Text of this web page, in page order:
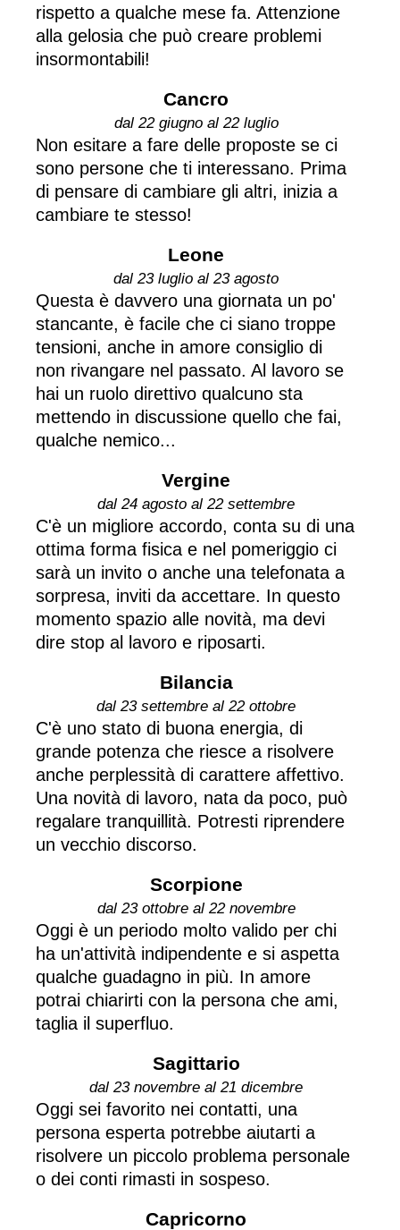
rispetto a qualche mese fa. Attenzione
alla gelosia che può creare problemi
insormontabili!
Cancro
dal 22 giugno al 22 luglio
Non esitare a fare delle proposte se ci
sono persone che ti interessano. Prima
di pensare di cambiare gli altri, inizia a
cambiare te stesso!
Leone
dal 23 luglio al 23 agosto
Questa è davvero una giornata un po'
stancante, è facile che ci siano troppe
tensioni, anche in amore consiglio di
non rivangare nel passato. Al lavoro se
hai un ruolo direttivo qualcuno sta
mettendo in discussione quello che fai,
qualche nemico...
Vergine
dal 24 agosto al 22 settembre
C'è un migliore accordo, conta su di una
ottima forma fisica e nel pomeriggio ci
sarà un invito o anche una telefonata a
sorpresa, inviti da accettare. In questo
momento spazio alle novità, ma devi
dire stop al lavoro e riposarti.
Bilancia
dal 23 settembre al 22 ottobre
C'è uno stato di buona energia, di
grande potenza che riesce a risolvere
anche perplessità di carattere affettivo.
Una novità di lavoro, nata da poco, può
regalare tranquillità. Potresti riprendere
un vecchio discorso.
Scorpione
dal 23 ottobre al 22 novembre
Oggi è un periodo molto valido per chi
ha un'attività indipendente e si aspetta
qualche guadagno in più. In amore
potrai chiarirti con la persona che ami,
taglia il superfluo.
Sagittario
dal 23 novembre al 21 dicembre
Oggi sei favorito nei contatti, una
persona esperta potrebbe aiutarti a
risolvere un piccolo problema personale
o dei conti rimasti in sospeso.
Capricorno